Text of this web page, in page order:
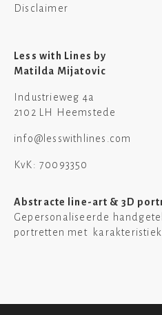
Disclaimer
Less with Lines by
Matilda Mijatovic
Industrieweg 4a
2102 LH Heemstede
info@lesswithlines.com
KvK: 70093350
Abstracte line-art & 3D
Gepersonaliseerde
portretten met